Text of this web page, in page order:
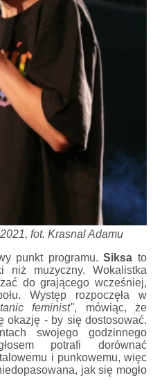
fot. Krasnal Adamu
punkt programu.Siksa to
niż muzyczny. Wokalistka
do grającego wcześniej,
Występ rozpoczęła w
feminist", mówiąc, że
okazję - by się dostosować.
swojego godzinnego
potrafi dorównać
i punkowemu, więc
jak się mogło